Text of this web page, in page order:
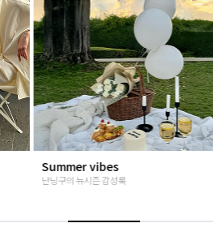
베스트재진행
고객님들이 인정해주신 Steady seller